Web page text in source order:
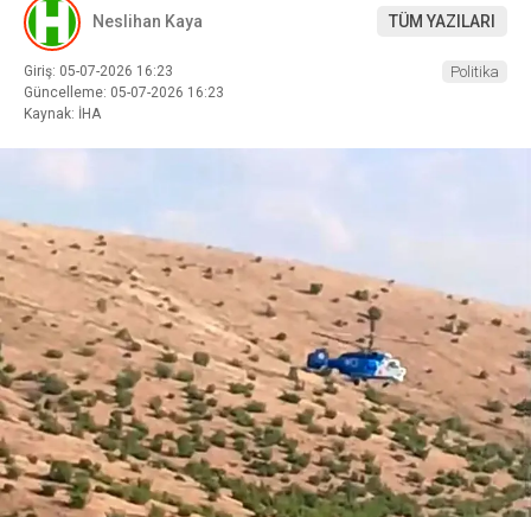
Neslihan Kaya TÜM YAZILARI
Giriş: 05-07-2026 16:23
Güncelleme: 05-07-2026 16:23
Kaynak: İHA
Politika